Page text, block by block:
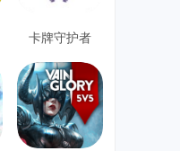
卡牌守护者